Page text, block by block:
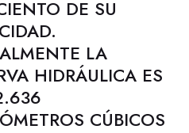
DE SU
LA
HIDRÁULICA ES
CÚBICOS